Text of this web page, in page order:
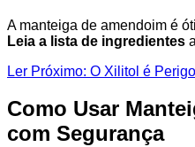
A manteiga de amendoim é
Leia a lista de ingredientes
Ler Próximo: O Xilitol é
Como Usar
com Segurança